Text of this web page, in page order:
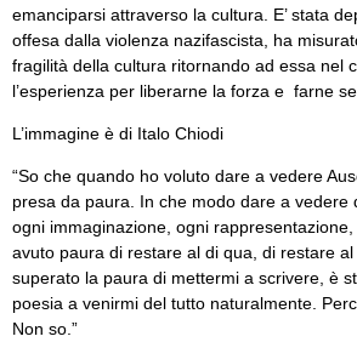
emanciparsi attraverso la cultura. E’ stata
offesa dalla violenza nazifascista, ha
fragilità della cultura ritornando ad essa nel
l’esperienza per liberarne la forza e farne
L’immagine è di Italo Chiodi
“So che quando ho voluto dare a vedere
presa da paura. In che modo dare a vedere
ogni immaginazione, ogni
avuto paura di restare al di qua, di restare
superato la paura di mettermi a scrivere, è
poesia a venirmi del tutto naturalmente.
Non so.”